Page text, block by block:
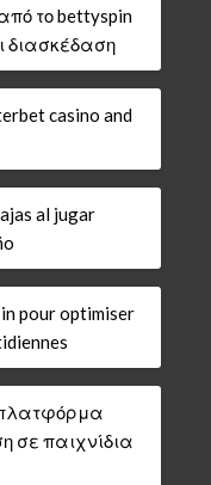
το bettyspin
διασκέδαση
casino and
al jugar
pour optimiser
πλατφόρμα
σε παιχνίδια